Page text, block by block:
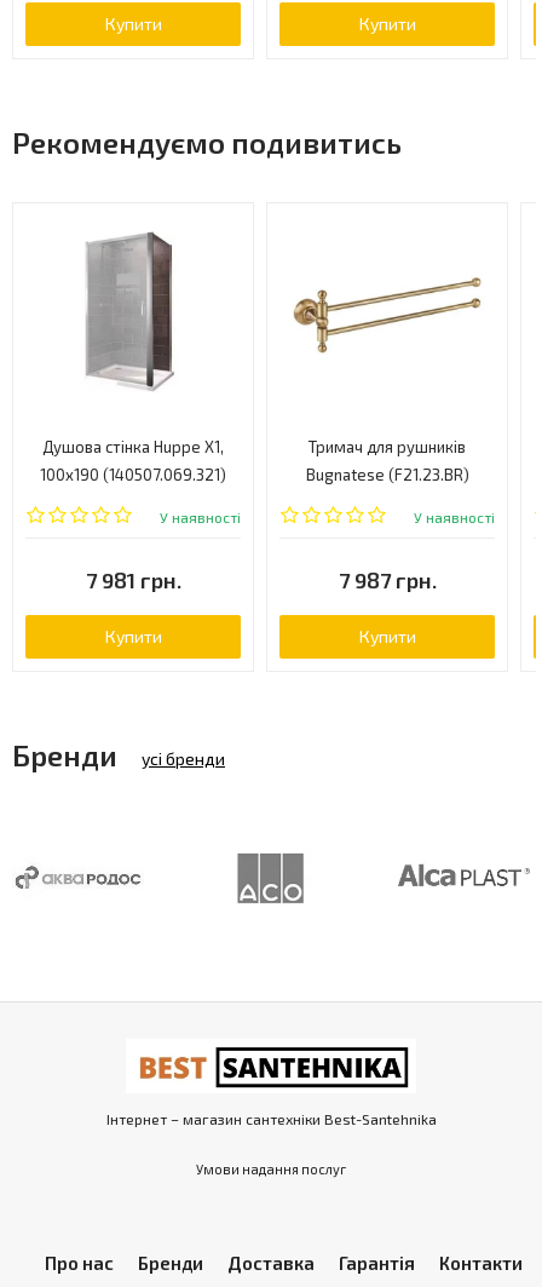
Купити Купити
Рекомендуємо подивитись
Душова стінка Huppe X1,
100x190 (140507.069.321)
У наявності
7 981 грн.
Купити
Тримач для рушників
Bugnatese (F21.23.BR)
У наявності
7 987 грн.
Купити
Бренди усі бренди
Інтернет – магазин сантехніки Best-Santehnika
Умови надання послуг
Про нас Бренди Доставка Гарантія Контакти